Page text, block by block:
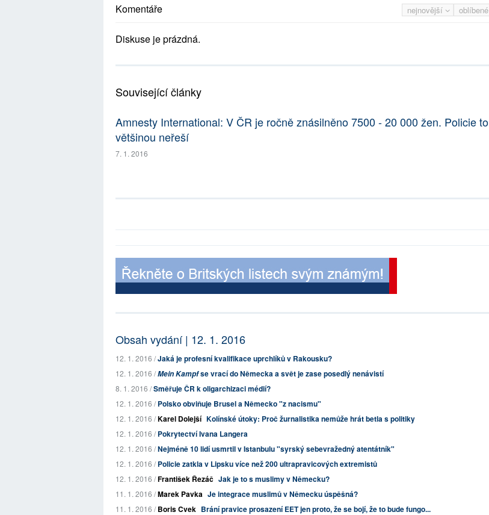
nejnovější oblíbené
Komentáře
Diskuse je prázdná.
Související články
Amnesty International: V ČR je ročně znásilněno 7500 - 20 000 žen. Policie to
většinou neřeší
7. 1. 2016
Obsah vydání | 12. 1. 2016
12. 1. 2016 /Jaká je profesní kvalifikace uprchlíků v Rakousku?
12. 1. 2016 /Mein Kampfse vrací do Německa a svět je zase posedlý nenávistí
8. 1. 2016 /Směřuje ČR k oligarchizaci médií?
12. 1. 2016 /Polsko obviňuje Brusel a Německo "z nacismu"
12. 1. 2016 /Karel Dolejší Kolínské útoky: Proč žurnalistika nemůže hrát betla s politiky
12. 1. 2016 /Pokrytectví Ivana Langera
12. 1. 2016 /Nejméně 10 lidí usmrtil v Istanbulu "syrský sebevražedný atentátník"
12. 1. 2016 /Policie zatkla v Lipsku více než 200 ultrapravicových extremistů
12. 1. 2016 /František Řezáč Jak je to s muslimy v Německu?
11. 1. 2016 /Marek Pavka Je integrace muslimů v Německu úspěšná?
11. 1. 2016 /Boris Cvek Brání pravice prosazení EET jen proto, že se bojí, že to bude fungo...